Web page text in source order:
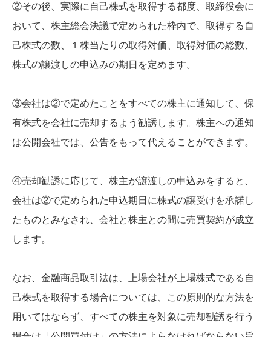
②その後、実際に自己株式を取得する都度、取締役会に
おいて、株主総会決議で定められた枠内で、取得する自
己株式の数、１株当たりの取得対価、取得対価の総数、
株式の譲渡しの申込みの期日を定めます。
③会社は②で定めたことをすべての株主に通知して、保
有株式を会社に売却するよう勧誘します。株主への通知
は公開会社では、公告をもって代えることができます。
④売却勧誘に応じて、株主が譲渡しの申込みをすると、
会社は②で定められた申込期日に株式の譲受けを承諾し
たものとみなされ、会社と株主との間に売買契約が成立
します。
なお、金融商品取引法は、上場会社が上場株式である自
己株式を取得する場合については、この原則的な方法を
用いてはならず、すべての株主を対象に売却勧誘を行う